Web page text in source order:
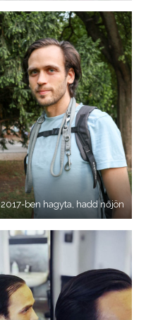
2017-ben hagyta, hadd nőjön